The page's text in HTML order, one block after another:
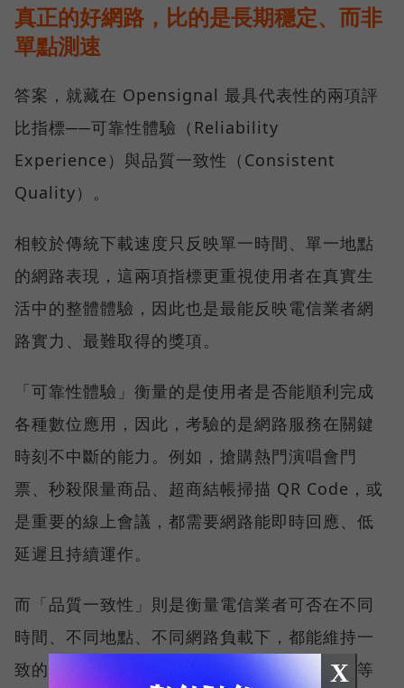
真正的好網路，比的是長期穩定、而非
單點測速
答案，就藏在 Opensignal 最具代表性的兩項評
比指標──可靠性體驗（Reliability
Experience）與品質一致性（Consistent
Quality）。
相較於傳統下載速度只反映單一時間、單一地點
的網路表現，這兩項指標更重視使用者在真實生
活中的整體體驗，因此也是最能反映電信業者網
路實力、最難取得的獎項。
「可靠性體驗」衡量的是使用者是否能順利完成
各種數位應用，因此，考驗的是網路服務在關鍵
時刻不中斷的能力。例如，搶購熱門演唱會門
票、秒殺限量商品、超商結帳掃描 QR Code，或
是重要的線上會議，都需要網路能即時回應、低
延遲且持續運作。
而「品質一致性」則是衡量電信業者可否在不同
時間、不同地點、不同網路負載下，都能維持一
致的網路服務品質。無論是在跨年晚會、球賽等
X